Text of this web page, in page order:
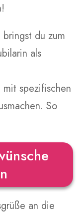
du zum
als
spezifischen
So
an die